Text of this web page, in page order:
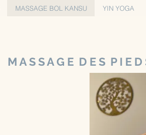
MASSAGE BOL KANSU YIN YOGA
M A S S A G E D E S P I E